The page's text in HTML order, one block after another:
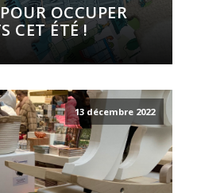
OCCUPER
CET ÉTÉ !
13 décembre 2022